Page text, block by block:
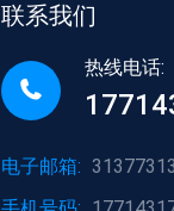
联系我们
热线电话:
电子邮箱: